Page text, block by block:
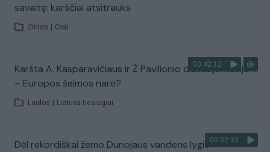
savaitę: karščiai atsitrauks
Žinios Orai
00:42:12
Karšta A. Kasparavičiaus ir Ž Pavilionio diskusija: Rusija
– Europos šeimos narė?
Laidos Lietuva tiesiogiai
00:02:33
Dėl rekordiškai žemo Dunojaus vandens lygio –